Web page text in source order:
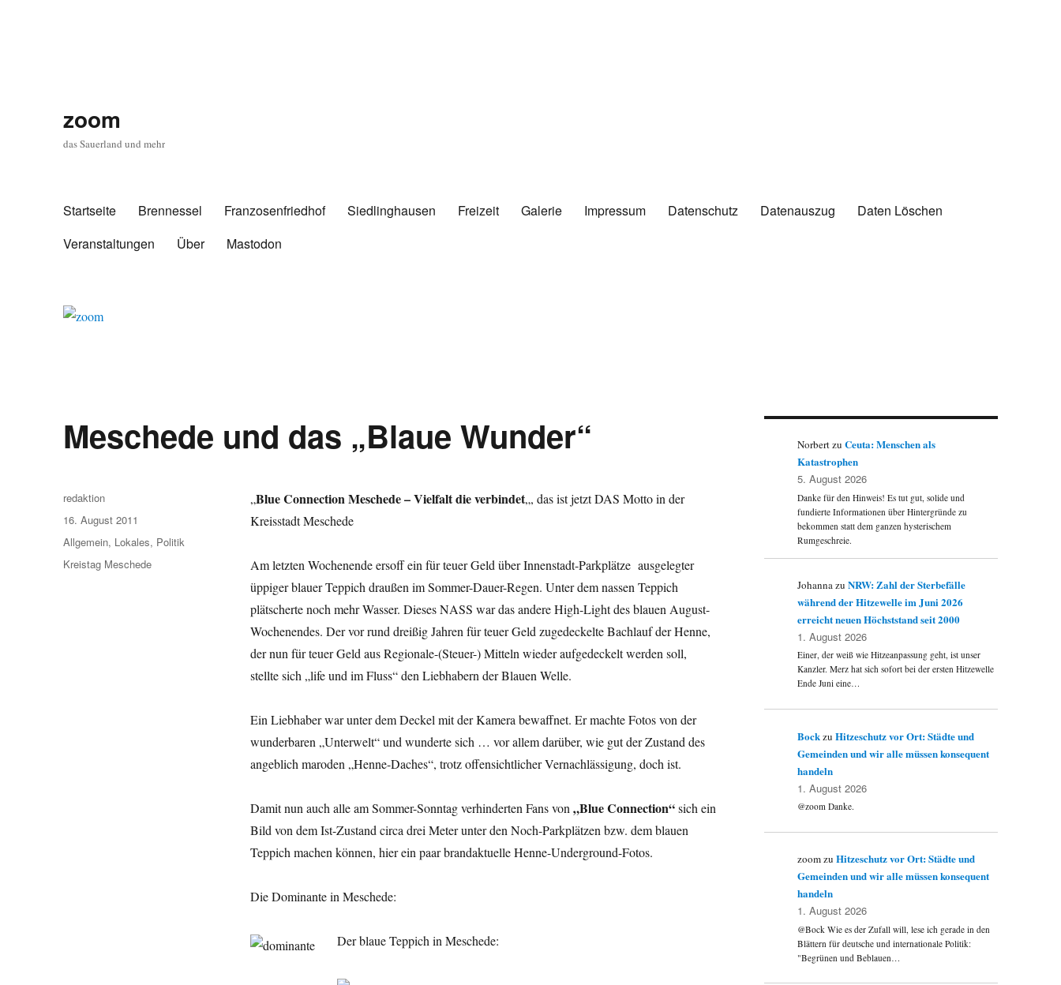
zoom
das Sauerland und mehr
Startseite Brennessel Franzosenfriedhof Siedlinghausen Freizeit Galerie Impressum Datenschutz Datenauszug
Daten Löschen
Veranstaltungen
Über Mastodon
Meschede und das „Blaue Wunder“
„Blue Connection Meschede – Vielfalt die verbindet„, das ist jetzt DAS Motto in der
Kreisstadt Meschede
Am letzten Wochenende ersoff ein für teuer Geld über Innenstadt-Parkplätze ausgelegter
üppiger blauer Teppich draußen im Sommer-Dauer-Regen. Unter dem nassen Teppich
plätscherte noch mehr Wasser. Dieses NASS war das andere High-Light des blauen August-
Wochenendes. Der vor rund dreißig Jahren für teuer Geld zugedeckelte Bachlauf der Henne,
der nun für teuer Geld aus Regionale-(Steuer-) Mitteln wieder aufgedeckelt werden soll,
stellte sich „life und im Fluss“ den Liebhabern der Blauen Welle.
Ein Liebhaber war unter dem Deckel mit der Kamera bewaffnet. Er machte Fotos von der
wunderbaren „Unterwelt“ und wunderte sich … vor allem darüber, wie gut der Zustand des
angeblich maroden „Henne-Daches“, trotz offensichtlicher Vernachlässigung, doch ist.
Damit nun auch alle am Sommer-Sonntag verhinderten Fans von„Blue Connection“sich ein
Bild von dem Ist-Zustand circa drei Meter unter den Noch-Parkplätzen bzw. dem blauen
Teppich machen können, hier ein paar brandaktuelle Henne-Underground-Fotos.
Die Dominante in Meschede:
Der blaue Teppich in Meschede:
Autor
redaktion
Veröffentlicht
am
16. August 2011
Kategorien
Allgemein, Lokales, Politik
Schlagwörter
Kreistag Meschede
NorbertzuCeuta: Menschen als
Katastrophen
5. August 2026
Danke für den Hinweis! Es tut gut, solide und
fundierte Informationen über Hintergründe zu
bekommen statt dem ganzen hysterischem
Rumgeschreie.
JohannazuNRW: Zahl der Sterbefälle
während der Hitzewelle im Juni 2026
erreicht neuen Höchststand seit 2000
1. August 2026
Einer, der weiß wie Hitzeanpassung geht, ist unser
Kanzler. Merz hat sich sofort bei der ersten Hitzewelle
Ende Juni eine…
BockzuHitzeschutz vor Ort: Städte und
Gemeinden und wir alle müssen konsequent
handeln
1. August 2026
@zoom Danke.
zoomzuHitzeschutz vor Ort: Städte und
Gemeinden und wir alle müssen konsequent
handeln
1. August 2026
@Bock Wie es der Zufall will, lese ich gerade in den
Blättern für deutsche und internationale Politik:
"Begrünen und Beblauen…